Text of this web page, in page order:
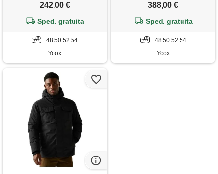
242,00 €
Sped. gratuita
48 50 52 54
Yoox
388,00 €
Sped. gratuita
48 50 52 54
Yoox